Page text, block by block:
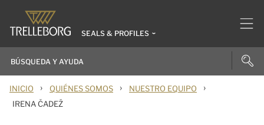
SEALS & PROFILES
INICIO › QUIÉNES SOMOS › NUESTRO EQUIPO ›
IRENA ČADEŽ